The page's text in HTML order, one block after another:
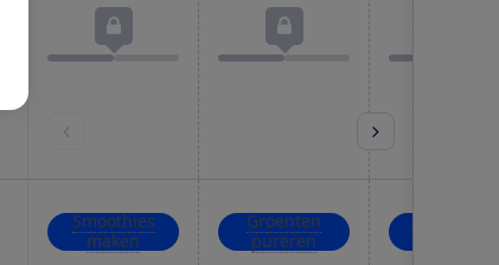
Smoothies
maken
Groenten
pureren